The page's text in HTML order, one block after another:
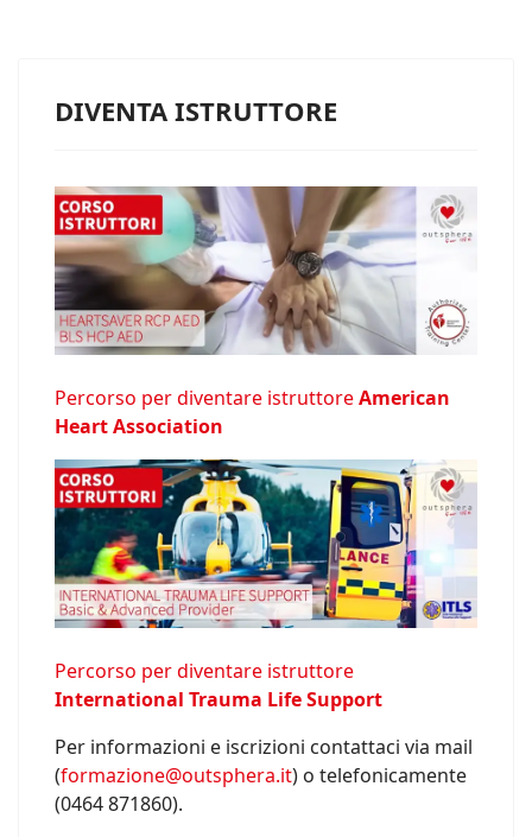
DIVENTA ISTRUTTORE
Percorso per diventare istruttoreAmerican
Heart Association
Percorso per diventare istruttore
International Trauma Life Support
Per informazioni e iscrizioni contattaci via mail
(formazione@outsphera.it) o telefonicamente
(0464 871860).